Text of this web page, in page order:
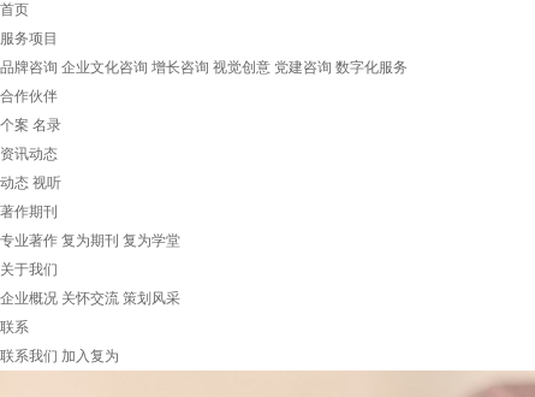
首页
服务项目
品牌咨询 企业文化咨询 增长咨询 视觉创意 党建咨询 数字化服务
合作伙伴
个案 名录
资讯动态
动态 视听
著作期刊
专业著作 复为期刊 复为学堂
关于我们
企业概况 关怀交流 策划风采
联系
联系我们 加入复为